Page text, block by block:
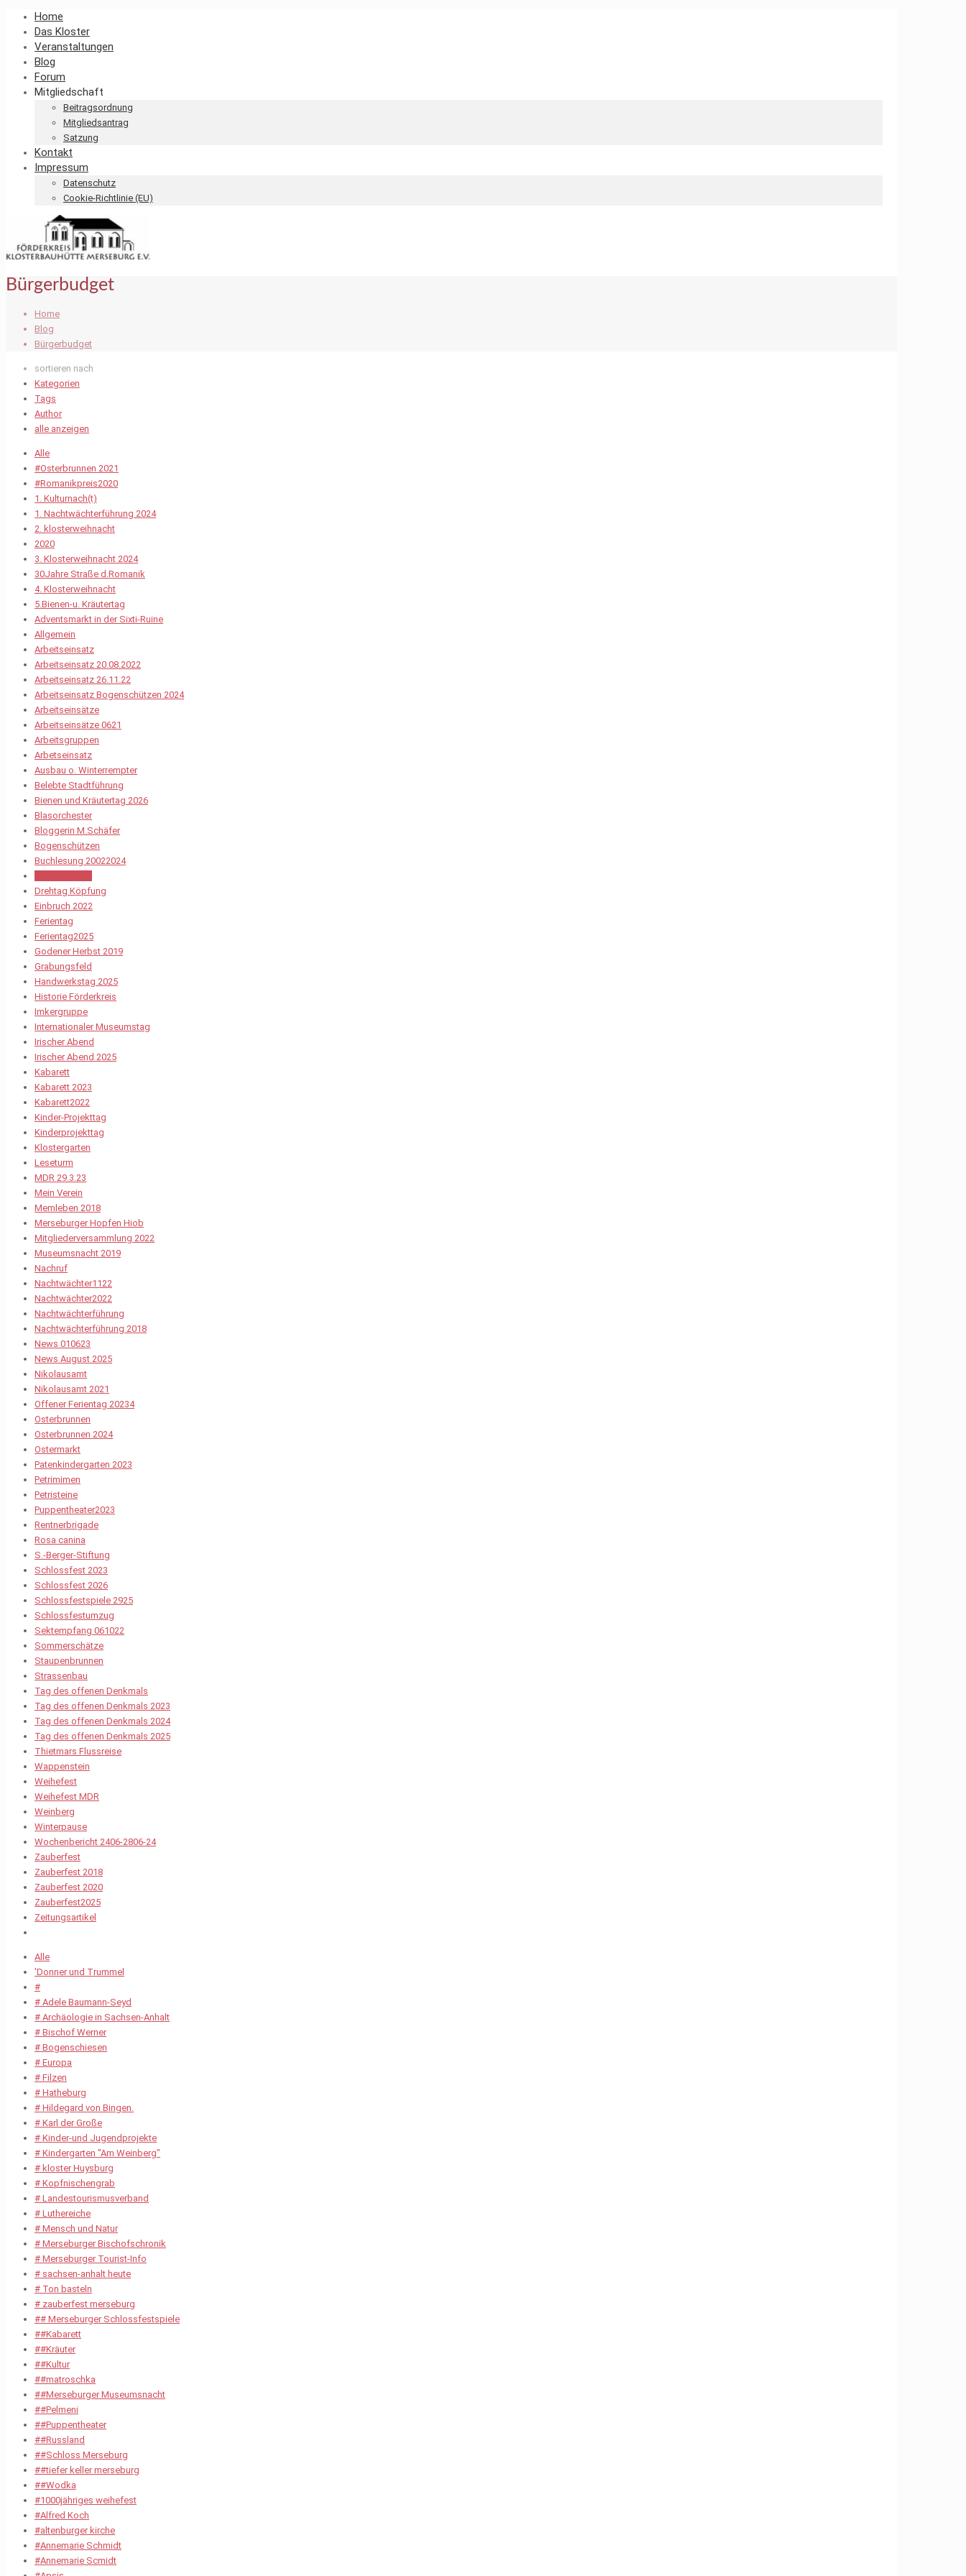
Home
Das Kloster
Veranstaltungen
Blog
Forum
Mitgliedschaft
Beitragsordnung
Mitgliedsantrag
Satzung
Kontakt
Impressum
Datenschutz
Cookie-Richtlinie (EU)
Bürgerbudget
Home
Blog
Bürgerbudget
sortieren nach
Kategorien
Tags
Author
alle anzeigen
Alle
#Osterbrunnen 2021
#Romanikpreis2020
1. Kulturnach(t)
1. Nachtwächterführung 2024
2. klosterweihnacht
2020
3. Klosterweihnacht 2024
30Jahre Straße d.Romanik
4. Klosterweihnacht
5.Bienen-u. Kräutertag
Adventsmarkt in der Sixti-Ruine
Allgemein
Arbeitseinsatz
Arbeitseinsatz 20.08.2022
Arbeitseinsatz 26.11.22
Arbeitseinsatz Bogenschützen 2024
Arbeitseinsätze
Arbeitseinsätze 0621
Arbeitsgruppen
Arbetseinsatz
Ausbau o. Winterrempter
Belebte Stadtführung
Bienen und Kräutertag 2026
Blasorchester
Bloggerin M.Schäfer
Bogenschützen
Buchlesung 20022024
Drehtag Köpfung
Einbruch 2022
Ferientag
Ferientag2025
Godener Herbst 2019
Grabungsfeld
Handwerkstag 2025
Historie Förderkreis
Imkergruppe
Internationaler Museumstag
Irischer Abend
Irischer Abend 2025
Kabarett
Kabarett 2023
Kabarett2022
Kinder-Projekttag
Kinderprojekttag
Klostergarten
Leseturm
MDR 29.3.23
Mein Verein
Memleben 2018
Merseburger Hopfen Hiob
Mitgliederversammlung 2022
Museumsnacht 2019
Nachruf
Nachtwächter1122
Nachtwächter2022
Nachtwächterführung
Nachtwächterführung 2018
News 010623
News August 2025
Nikolausamt
Nikolausamt 2021
Offener Ferientag 20234
Osterbrunnen
Osterbrunnen 2024
Ostermarkt
Patenkindergarten 2023
Petrimimen
Petristeine
Puppentheater2023
Rentnerbrigade
Rosa canina
S.-Berger-Stiftung
Schlossfest 2023
Schlossfest 2026
Schlossfestspiele 2925
Schlossfestumzug
Sektempfang 061022
Sommerschätze
Staupenbrunnen
Strassenbau
Tag des offenen Denkmals
Tag des offenen Denkmals 2023
Tag des offenen Denkmals 2024
Tag des offenen Denkmals 2025
Thietmars Flussreise
Wappenstein
Weihefest
Weihefest MDR
Weinberg
Winterpause
Wochenbericht 2406-2806-24
Zauberfest
Zauberfest 2018
Zauberfest 2020
Zauberfest2025
Zeitungsartikel
Alle
'Donner und Trummel
#
# Adele Baumann-Seyd
# Archäologie in Sachsen-Anhalt
# Bischof Werner
# Bogenschiesen
# Europa
# Filzen
# Hatheburg
# Hildegard von Bingen.
# Karl der Große
# Kinder-und Jugendprojekte
# Kindergarten "Am Weinberg"
# kloster Huysburg
# Kopfnischengrab
# Landestourismusverband
# Luthereiche
# Mensch und Natur
# Merseburger Bischofschronik
# Merseburger Tourist-Info
# sachsen-anhalt heute
# Ton basteln
# zauberfest merseburg
## Merseburger Schlossfestspiele
##Kabarett
##Kräuter
##Kultur
##matroschka
##Merseburger Museumsnacht
##Pelmeni
##Puppentheater
##Russland
##Schloss Merseburg
##tiefer keller merseburg
##Wodka
#1000jähriges weihefest
#Alfred Koch
#altenburger kirche
#Annemarie Schmidt
#Annemarie Scmidt